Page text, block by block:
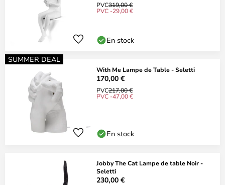
PVC319,00 €
PVC -29,00 €
En stock
SUMMER DEAL
With Me Lampe de Table - Seletti
170,00 €
PVC217,00 €
PVC -47,00 €
En stock
Jobby The Cat Lampe de table Noir -
Seletti
230,00 €